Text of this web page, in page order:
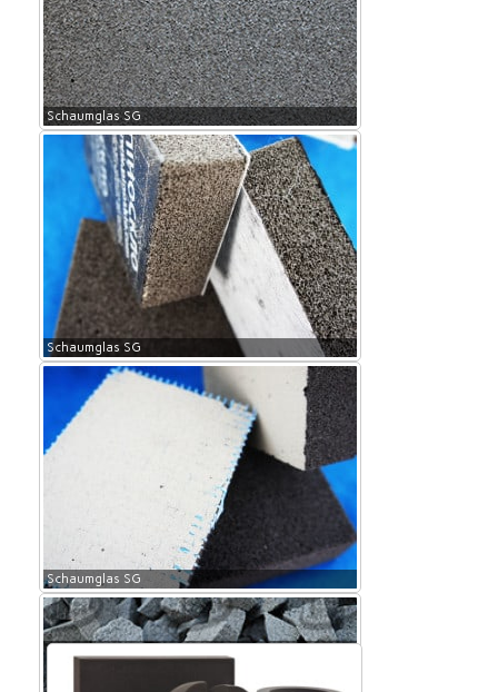
Schaumglas SG
Schaumglas SG
Schaumglas SG